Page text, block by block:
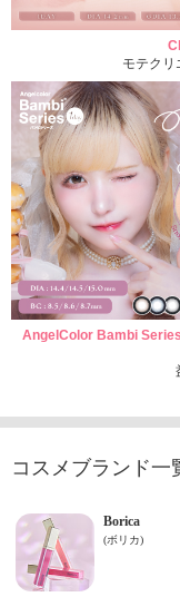
モテクリ
AngelColor Bambi
コスメブランド一